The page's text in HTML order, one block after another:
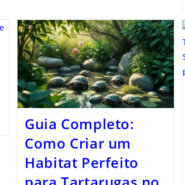
Guia Completo:
Como Criar um
Habitat Perfeito